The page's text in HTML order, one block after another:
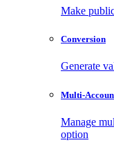
Make
Conversion
Generate
Multi-
Manage
option